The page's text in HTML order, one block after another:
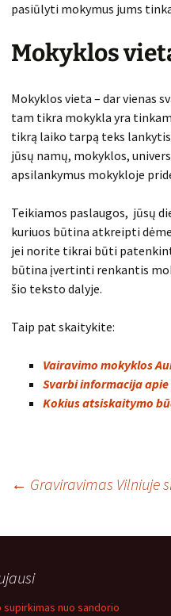
pasiūlyti mokymus jums
Mokyklos
Mokyklos vieta – dar vienas
tam tikra mokykla yra
tikrą laiko tarpą teks
jūsų namų, mokyklos,
apsilankymus mokykloje
Teikiamos paslaugos, jūsų
kuriuos būtina atkreipti
jei norite tikrai būti
būtina įvertinti renkantis
šio teksto dalyje.
Taip pat skaitykite:
Vairavimo mokyklos
Svarbi informacija
Kokius atsiskaitymo
← Graviravimas Vilniuje
supirkimas nuo sandorio